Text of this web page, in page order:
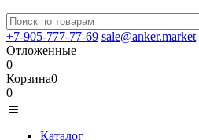
+7-905-777-77-69 sale@anker.market
Отложенные
0
Корзина0
0
Каталог